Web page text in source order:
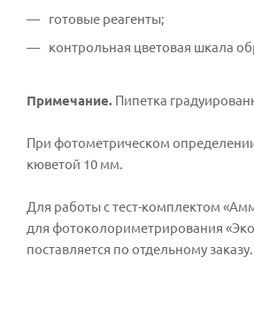
готовые реагенты;
контрольная цветовая шкала
Примечание. Пипетка
При фотометрическом
кюветой 10 мм.
Для работы с тест-комплектом
для фотоколориметрирования
поставляется по отдельному заказу.